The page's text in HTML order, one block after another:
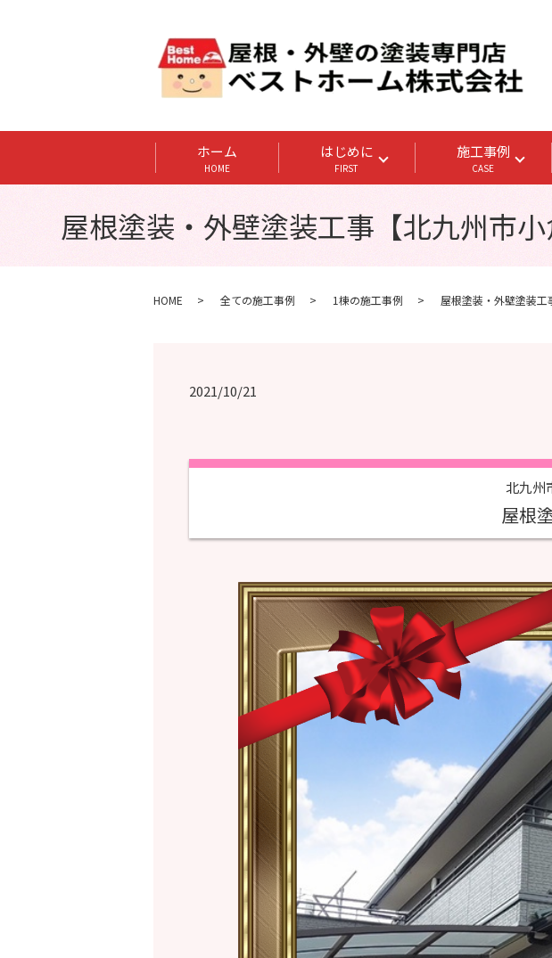
ホーム
HOME
はじめに
FIRST
施工事例
CASE
屋根塗装・外壁塗装工事【北九州市
HOME 全ての施工事例 1棟の施工事例 屋根塗装・外壁塗装
2021/10/21
北九州
屋根